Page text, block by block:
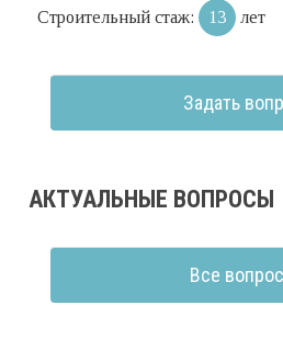
Строительный стаж: 13 лет
Задать
АКТУАЛЬНЫЕ ВОПРОСЫ
Все